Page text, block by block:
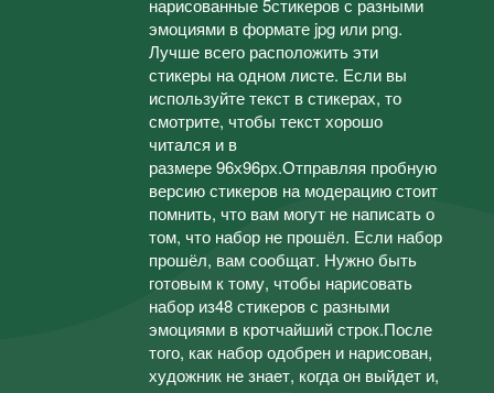
нарисованные 5стикеров с разными
эмоциями в формате jpg или png.
Лучше всего расположить эти
стикеры на одном листе. Если вы
используйте текст в стикерах, то
смотрите, чтобы текст хорошо
читался и в
размере 96х96рх.Отправляя пробную
версию стикеров на модерацию стоит
помнить, что вам могут не написать о
том, что набор не прошёл. Если набор
прошёл, вам сообщат. Нужно быть
готовым к тому, чтобы нарисовать
набор из48 стикеров с разными
эмоциями в кротчайший строк.После
того, как набор одобрен и нарисован,
художник не знает, когда он выйдет и,